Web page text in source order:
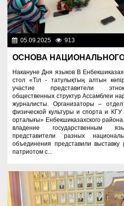
05.09.2025 913
ОСНОВА
Накануне Дня языков В
стол «Тіл - татулықтың алтын
участие представители
общественных структур Ассамблеи
журналисты. Организаторы – отдел
физической культуры и спорта и КГУ
орталығы» Енбекшиказахского
владение государственным
представители разных
объединения представили
патриотом с...